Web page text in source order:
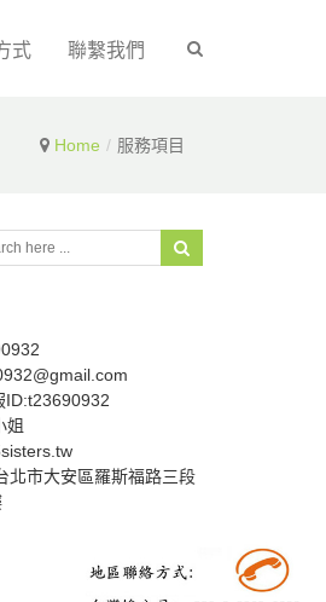
式 聯繫我們
Home 服務項目
ID:t23690932
姐
北市大安區羅斯福路三段